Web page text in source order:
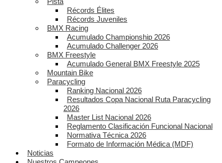
Récords Élites
Récords Juveniles
BMX Racing
Acumulado Championship 2026
Acumulado Challenger 2026
BMX Freestyle
Acumulado General BMX Freestyle 2025
Mountain Bike
Paracycling
Ranking Nacional 2026
Resultados Copa Nacional Ruta Paracycling
2026
Master List Nacional 2026
Reglamento Clasificación Funcional Nacional
Normativa Técnica 2026
Formato de Información Médica (MDF)
Noticias